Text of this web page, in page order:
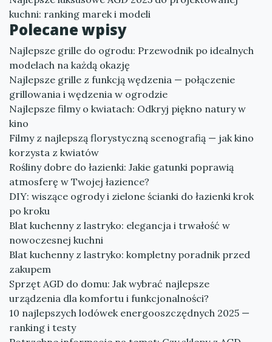
kuchni: ranking marek i modeli
Polecane wpisy
Najlepsze grille do ogrodu: Przewodnik po idealnych
modelach na każdą okazję
Najlepsze grille z funkcją wędzenia — połączenie
grillowania i wędzenia w ogrodzie
Najlepsze filmy o kwiatach: Odkryj piękno natury w
kino
Filmy z najlepszą florystyczną scenografią — jak kino
korzysta z kwiatów
Rośliny dobre do łazienki: Jakie gatunki poprawią
atmosferę w Twojej łazience?
DIY: wiszące ogrody i zielone ścianki do łazienki krok
po kroku
Blat kuchenny z lastryko: elegancja i trwałość w
nowoczesnej kuchni
Blat kuchenny z lastryko: kompletny poradnik przed
zakupem
Sprzęt AGD do domu: Jak wybrać najlepsze
urządzenia dla komfortu i funkcjonalności?
10 najlepszych lodówek energooszczędnych 2025 —
ranking i testy